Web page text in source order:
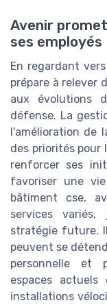
Avenir
ses employés
En regardant
prépare à relever
aux évolutions
défense. La
l'amélioration de
des priorités pour
renforcer ses
favoriser une
bâtiment cse,
services
stratégie future.
peuvent se
personnelle et
espaces
installations